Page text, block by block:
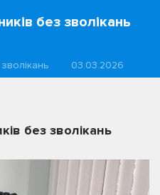
без зволікань
03.03.2026
без зволікань